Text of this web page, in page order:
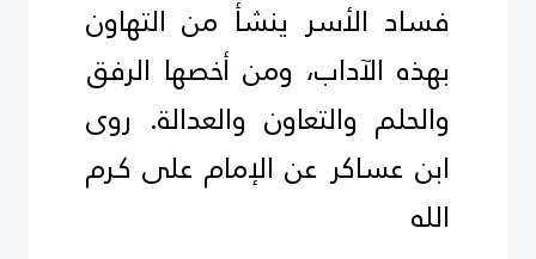
فساد الأسر ينشأ من التهاون
بهذه الآداب، ومن أخصها الرفق
والحلم والتعاون والعدالة. روى
ابن عساكر عن الإمام على كـرم
الله